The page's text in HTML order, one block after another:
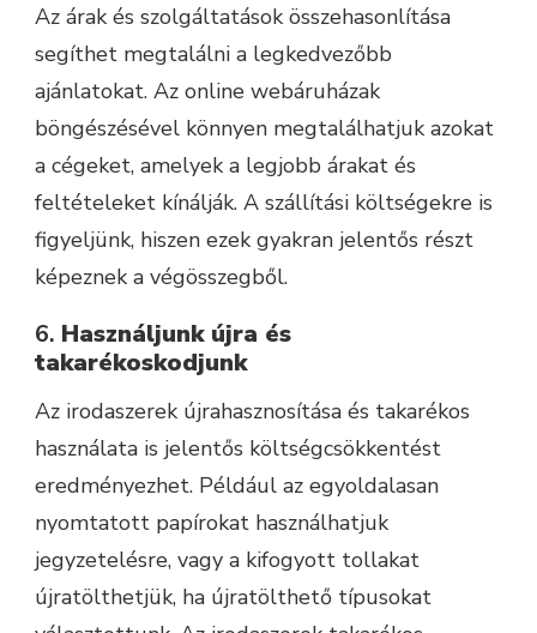
Az árak és szolgáltatások összehasonlítása
segíthet megtalálni a legkedvezőbb
ajánlatokat. Az online webáruházak
böngészésével könnyen megtalálhatjuk azokat
a cégeket, amelyek a legjobb árakat és
feltételeket kínálják. A szállítási költségekre is
figyeljünk, hiszen ezek gyakran jelentős részt
képeznek a végösszegből.
6. Használjunk újra és
takarékoskodjunk
Az irodaszerek újrahasznosítása és takarékos
használata is jelentős költségcsökkentést
eredményezhet. Például az egyoldalasan
nyomtatott papírokat használhatjuk
jegyzetelésre, vagy a kifogyott tollakat
újratölthetjük, ha újratölthető típusokat